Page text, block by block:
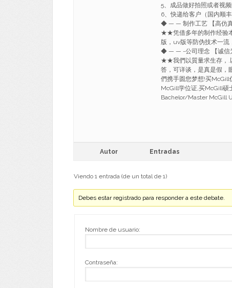
5、成品做好拍照或者视频
6、快递给客户（国内顺
◆ — — 制作工艺 【高仿
★★凭借多年的制作经验
版，uv版等防伪技术一流
◆ — — -公司理念 【诚
★★我們以質量求生存，.
答，可详谈，是真是假，
們携手圆您梦想!买McGill
McGill学位证,买McGill硕
Bachelor/Master McGill
Autor Entradas
Viendo 1 entrada (de un total de 1)
Debes estar registrado para responder a este debate.
Nombre de usuario:
Contraseña: